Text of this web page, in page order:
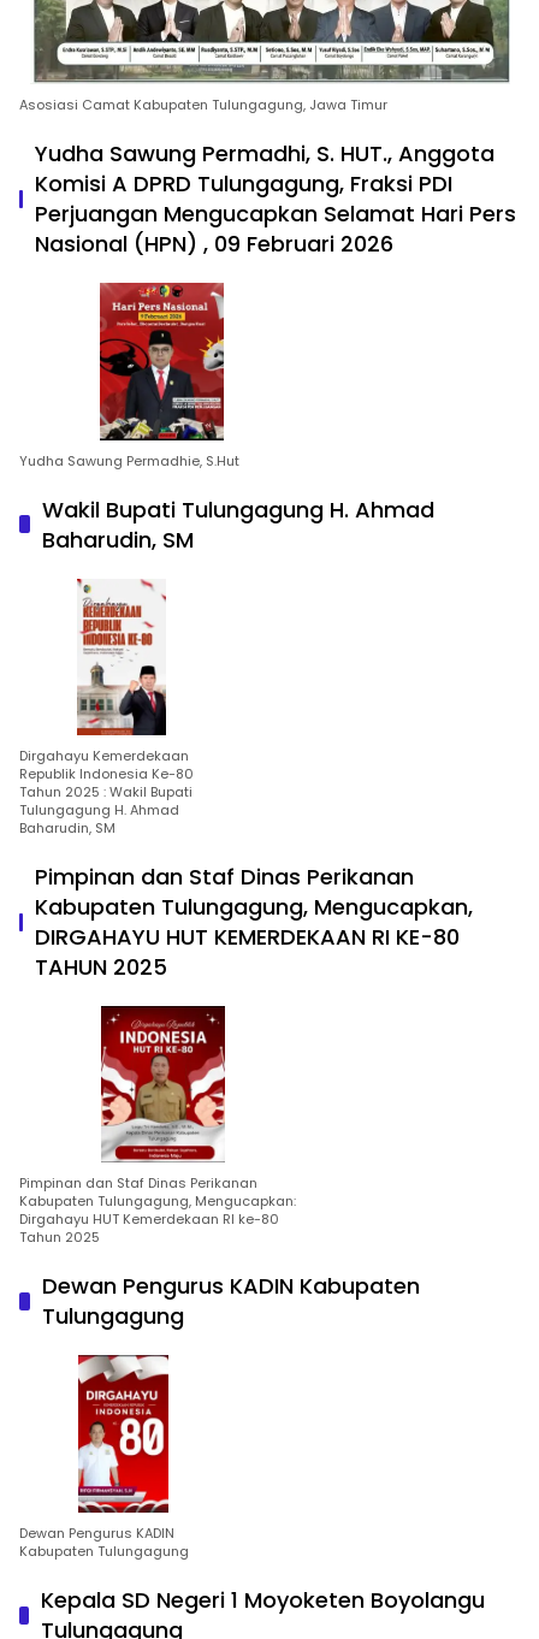
Asosiasi Camat Kabupaten Tulungagung, Jawa Timur
Yudha Sawung Permadhi, S. HUT., Anggota
Komisi A DPRD Tulungagung, Fraksi PDI
Perjuangan Mengucapkan Selamat Hari Pers
Nasional (HPN) , 09 Februari 2026
Yudha Sawung Permadhie, S.Hut
Wakil Bupati Tulungagung H. Ahmad
Baharudin, SM
Dirgahayu Kemerdekaan
Republik Indonesia Ke-80
Tahun 2025 : Wakil Bupati
Tulungagung H. Ahmad
Baharudin, SM
Pimpinan dan Staf Dinas Perikanan
Kabupaten Tulungagung, Mengucapkan,
DIRGAHAYU HUT KEMERDEKAAN RI KE-80
TAHUN 2025
Pimpinan dan Staf Dinas Perikanan
Kabupaten Tulungagung, Mengucapkan:
Dirgahayu HUT Kemerdekaan RI ke-80
Tahun 2025
Dewan Pengurus KADIN Kabupaten
Tulungagung
Dewan Pengurus KADIN
Kabupaten Tulungagung
Kepala SD Negeri 1 Moyoketen Boyolangu
Tulungagung